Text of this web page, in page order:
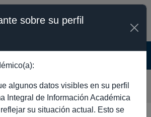
PÚBLICO
ZUÑIGA SANCHEZ
sobre su perfil
algunos datos visibles en su perfil
Integral de Información Académica
su situación actual. Esto se